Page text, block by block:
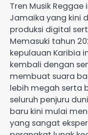
Tren Musik
Jamaika yang kini
produksi digital
Memasuki tahun
kepulauan Karibia
kembali dengan
membuat suara
lebih megah serta
seluruh penjuru
baru kini mulai
yang sangat